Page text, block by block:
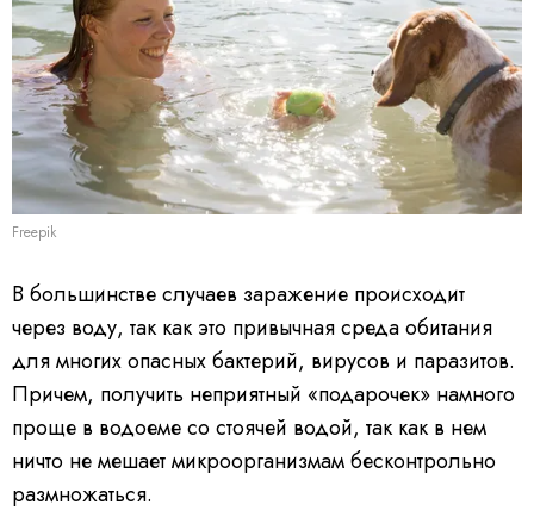
Freepik
В большинстве случаев заражение происходит
через воду, так как это привычная среда обитания
для многих опасных бактерий, вирусов и паразитов.
Причем, получить неприятный «подарочек» намного
проще в водоеме со стоячей водой, так как в нем
ничто не мешает микроорганизмам бесконтрольно
размножаться.